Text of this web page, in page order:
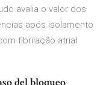
avalia o valor dos
após isolamento
fibrilação atrial